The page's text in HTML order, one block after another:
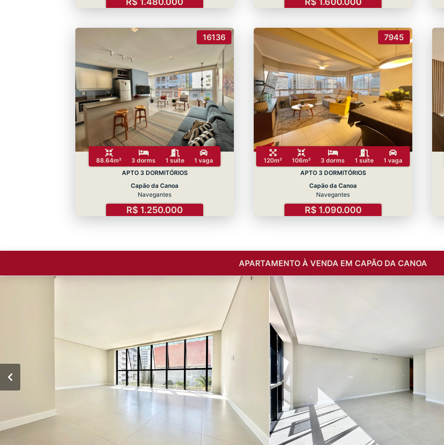
16136
88.64m² 3 dorms 1 suíte
1 vaga
APTO 3 DORMITÓRIOS
Capão da Canoa
Navegantes
R$ 1.250.000
7945
120m² 106m² 3 dorms 1 suíte
1 vaga
APTO 3 DORMITÓRIOS
Capão da Canoa
Navegantes
R$ 1.090.000
APARTAMENTO À VENDA EM CAPÃO DA CANOA